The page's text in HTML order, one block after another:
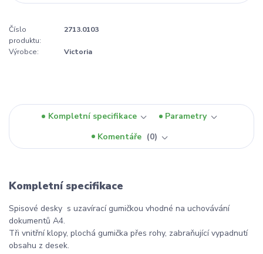
Číslo
produktu:
2713.0103
Výrobce: Victoria
Kompletní specifikace
Parametry
Komentáře
0
Kompletní specifikace
Spisové desky s uzavírací gumičkou vhodné na uchovávání
dokumentů A4.
Tři vnitřní klopy, plochá gumička přes rohy, zabraňující vypadnutí
obsahu z desek.